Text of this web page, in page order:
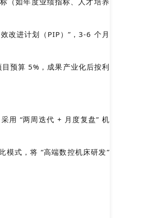
改进计划（PIP）”，3-6 个月
预算 5%，成果产业化后按利
用 “两周迭代 + 月度复盘” 机
模式，将 “高端数控机床研发”